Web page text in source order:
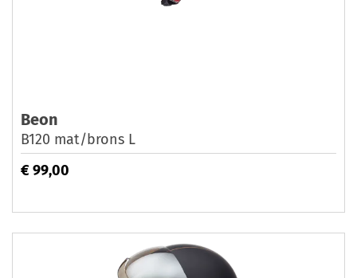
Beon
B120 mat/brons L
€ 99,00